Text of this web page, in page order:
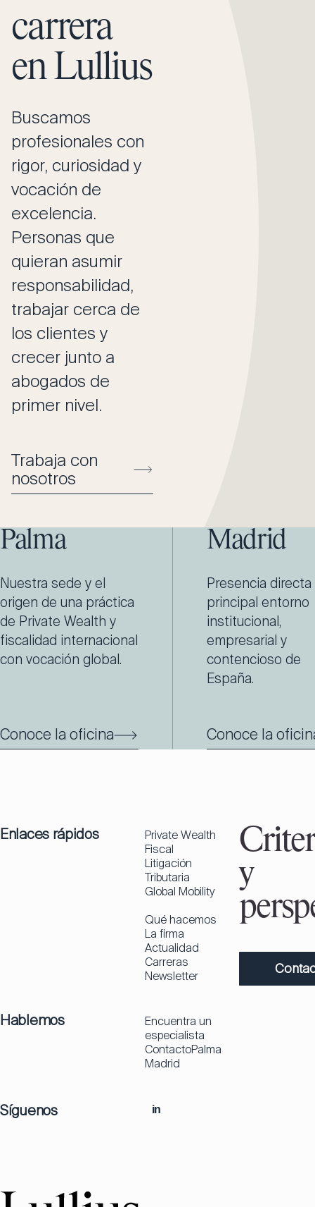
carrera
en Lullius
Buscamos
profesionales con
rigor, curiosidad y
vocación de
excelencia.
Personas que
quieran asumir
responsabilidad,
trabajar cerca de
los clientes y
crecer junto a
abogados de
primer nivel.
Trabaja con
nosotros
Palma
Nuestra sede y el
origen de una práctica
de Private Wealth y
fiscalidad internacional
con vocación global.
Conoce la oficina
Madrid
Presencia
principal entorno
institucional,
empresarial y
contencioso de
España.
Conoce la
Enlaces rápidos
Private Wealth
Fiscal
Litigación
Tributaria
Global Mobility
Qué hacemos
La firma
Actualidad
Carreras
Newsletter
Hablemos
Encuentra un
especialista
ContactoPalma
Madrid
Síguenos in
y